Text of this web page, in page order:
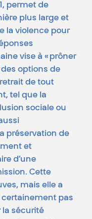
permet de
plus large et
la violence pour
vise à « prôner
des options de
de tout
tel que la
sociale ou
préservation de
et
d’une
Cette
mais elle a
certainement pas
la sécurité